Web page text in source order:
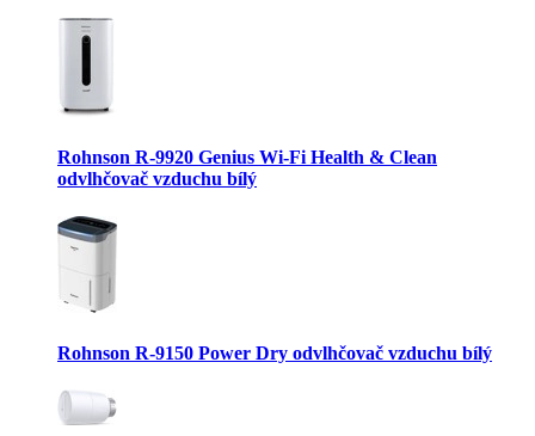
Rohnson R-9920 Genius Wi-Fi Health & Clean
odvlhčovač vzduchu bílý
Rohnson R-9150 Power Dry odvlhčovač vzduchu bílý